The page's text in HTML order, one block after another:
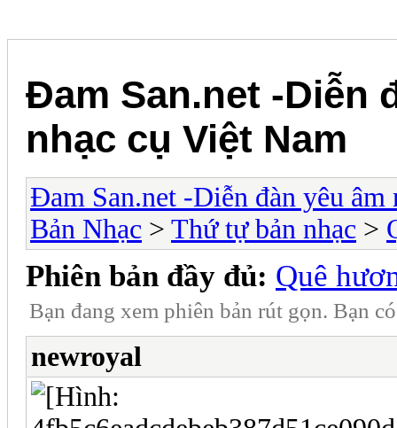
Đam San.net -Diễn
nhạc cụ Việt Nam
Đam San.net -Diễn đàn yêu âm
Bản Nhạc > Thứ tự bản nhạc >
Phiên bản đầy đủ: Quê
Bạn đang xem phiên bản rút gọn. Bạn
newroyal